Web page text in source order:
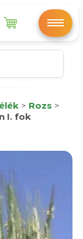
> Rozs >
I. fok